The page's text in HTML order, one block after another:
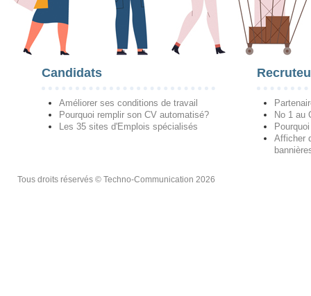
Candidats
Améliorer ses conditions de travail
Pourquoi remplir son CV automatisé?
Les 35 sites d'Emplois spécialisés
No 1 au
Afficher
Tous droits réservés © Techno-Communication 2026